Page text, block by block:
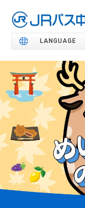
LANGUAGE